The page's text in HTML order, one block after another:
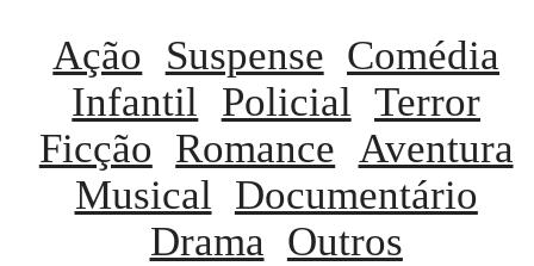
Ação Suspense Comédia
Infantil
Policial Terror
Ficção Romance Aventura
Musical
Documentário
Drama Outros